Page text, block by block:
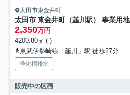
太田市東金井町
太田市 東金井町（韮川駅） 事業用地
2,350万円
4200.80㎡ (-)
東武伊勢崎線「韮川」駅 徒歩27分
浄化槽排水
販売中の区画